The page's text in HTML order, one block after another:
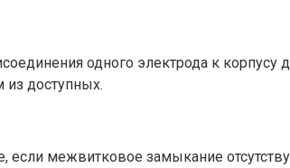
одного электрода к корпусу
доступных.
межвитковое замыкание